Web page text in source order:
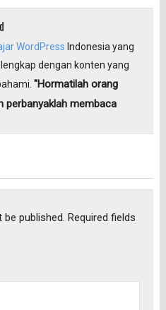
WordPress Indonesia yang
dengan konten yang
"Hormatilah orang
perbanyaklah membaca
published. Required fields